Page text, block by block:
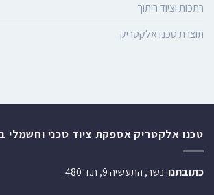
רתכות וציוד ריתוך
תוצרת טכנו אלקטריק
טכנו אלקטריק אספקת ציוד טכני וחשמלי
כתובתנו: נשר, התעשיה 9, ת.ד 480